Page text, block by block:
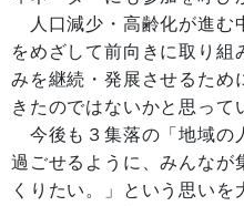
人口減少・高齢化が進む
をめざして前向きに取り組
みを継続・発展させるため
きたのではないかと思って
今後も３集落の「地域の
過ごせるように、みんなが
くりたい。」という思い